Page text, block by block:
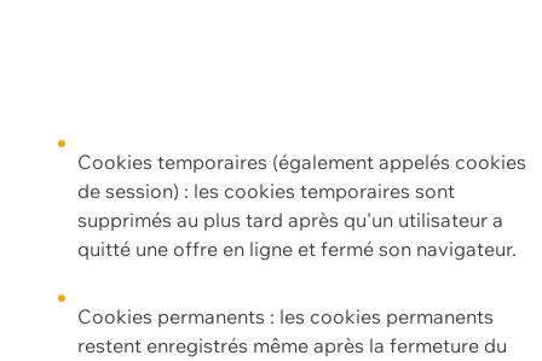
Cookies temporaires (également appelés cookies
de session) : les cookies temporaires sont
supprimés au plus tard après qu'un utilisateur a
quitté une offre en ligne et fermé son navigateur.
Cookies permanents : les cookies permanents
restent enregistrés même après la fermeture du